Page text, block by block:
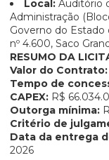
Local: Auditório
Administração
Governo do Estado
nº 4.600, Saco
RESUMO DA
Valor do Contrato:
Tempo de
CAPEX: R$
Outorga mínima:
Critério de
Data da entrega
2026